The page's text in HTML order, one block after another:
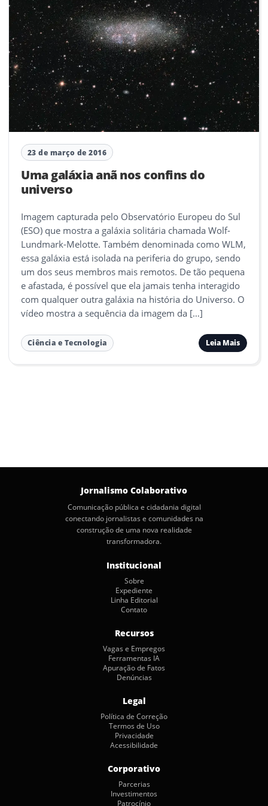
23 de março de 2016
Uma galáxia anã nos confins do
universo
Imagem capturada pelo Observatório Europeu do Sul
(ESO) que mostra a galáxia solitária chamada Wolf-
Lundmark-Melotte. Também denominada como WLM,
essa galáxia está isolada na periferia do grupo, sendo
um dos seus membros mais remotos. De tão pequena
e afastada, é possível que ela jamais tenha interagido
com qualquer outra galáxia na história do Universo. O
vídeo mostra a sequência da imagem da […]
Ciência e Tecnologia Leia Mais
Jornalismo Colaborativo
Comunicação pública e cidadania digital
conectando jornalistas e comunidades na
construção de uma nova realidade
transformadora.
Institucional
Sobre
Expediente
Linha Editorial
Contato
Recursos
Vagas e Empregos
Ferramentas IA
Apuração de Fatos
Denúncias
Legal
Política de Correção
Termos de Uso
Privacidade
Acessibilidade
Corporativo
Parcerias
Investimentos
Patrocínio